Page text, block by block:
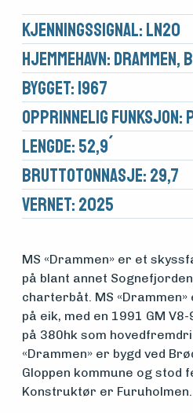
Medlemsfartøy
Søk
om
midler
Kjennings­signal: LN20
Hjemmehavn: Drammen,
Bygget: 1967
Opprinnelig funksjon:
Lengde: 52,9´
Brutto­tonnasje: 29,7
Vernet: 2025
MS «Drammen» er et
på blant annet
charterbåt. MS
på eik, med en 1991 GM
på 380hk som
«Drammen» er bygd ved
Gloppen kommune og stod
Konstruktør er Furuholmen.